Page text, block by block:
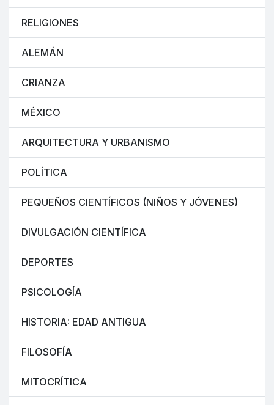
RELIGIONES
ALEMÁN
CRIANZA
MÉXICO
ARQUITECTURA Y URBANISMO
POLÍTICA
PEQUEÑOS CIENTÍFICOS (NIÑOS Y JÓVENES)
DIVULGACIÓN CIENTÍFICA
DEPORTES
PSICOLOGÍA
HISTORIA: EDAD ANTIGUA
FILOSOFÍA
MITOCRÍTICA